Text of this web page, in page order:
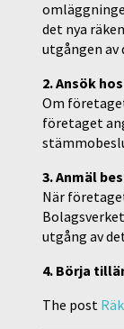
det nya
utgången av
2. Ansök
Om
företaget
3. Anmäl
När
utgång av
4. Börja
The post